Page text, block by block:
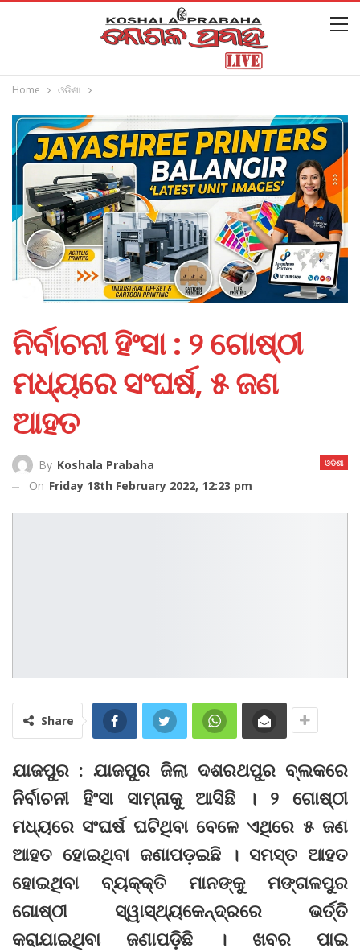
Home ଓଡିଶା
ନିର୍ବାଚନୀ ହିଂସା : ୨ ଗୋଷ୍ଠୀ
ମଧ୍ୟରେ ସଂଘର୍ଷ, ୫ ଜଣ
ଆହତ
ଓଡିଶା
By Koshala Prabaha
On Friday 18th February 2022, 12:23 pm
Share
ଯାଜପୁର : ଯାଜପୁର ଜିଲା ଦଶରଥପୁର ବ୍ଲକରେ
ନିର୍ବାଚନୀ ହିଂସା ସାମ୍ନାକୁ ଆସିଛି । ୨ ଗୋଷ୍ଠୀ
ମଧ୍ୟରେ ସଂଘର୍ଷ ଘଟିଥିବା ବେଳେ ଏଥିରେ ୫ ଜଣ
ଆହତ ହୋଇଥିବା ଜଣାପଡ଼ଇଛି । ସମସ୍ତ ଆହତ
ହୋଇଥିବା ବ୍ୟକ୍‌କ୍ତି ମାନଙ୍କୁ ମଙ୍ଗଳପୁର
ଗୋଷ୍ଠୀ ସ୍ୱାସ୍ଥ୍ୟକେନ୍ଦ୍ରରେ ଭର୍ତ୍ତି
କରାଯାଇଥିବା ଜଣାପଡ଼ିଛି । ଖବର ପାଇ